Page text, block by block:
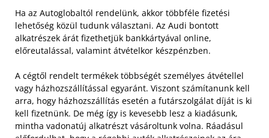
Ha az Autoglobaltól rendelünk, akkor többféle fizetési
lehetőség közül tudunk választani. Az Audi bontott
alkatrészek árát fizethetjük bankkártyával online,
előreutalással, valamint átvételkor készpénzben.
A cégtől rendelt termékek többségét személyes átvétellel
vagy házhozszállítással egyaránt. Viszont számítanunk kell
arra, hogy házhozszállítás esetén a futárszolgálat díját is ki
kell fizetnünk. De még így is kevesebb lesz a kiadásunk,
mintha vadonatúj alkatrészt vásároltunk volna. Ráadásul